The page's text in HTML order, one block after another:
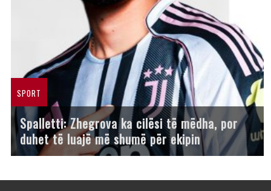
SPORT
Spalletti: Zhegrova ka cilësi të mëdha, por
duhet të luajë më shumë për ekipin